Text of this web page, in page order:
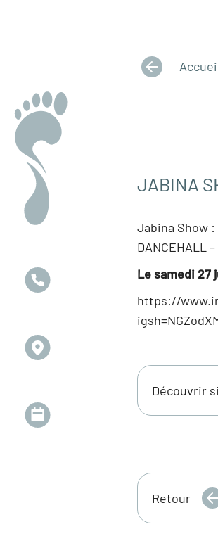
JABINA
Jabina Show :
DANCEHALL
Le samedi 27
https://
Découvrir
Retour